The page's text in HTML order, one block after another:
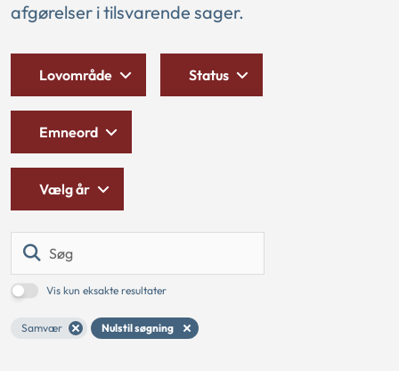
afgørelser i tilsvarende sager.
Vis kun eksakte resultater
Samvær Nulstil søgning
Lovområde Status
Emneord
Vælg år